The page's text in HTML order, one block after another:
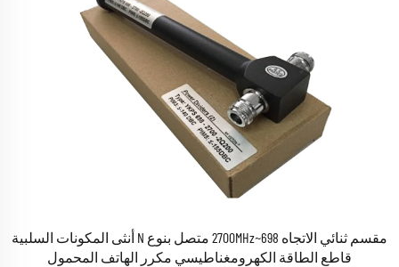
مقسم ثنائي الاتجاه 698~2700MHz متصل بنوع N أنثى المكونات السلبية
قاطع الطاقة الكهرومغناطيسي مكرر الهاتف المحمول